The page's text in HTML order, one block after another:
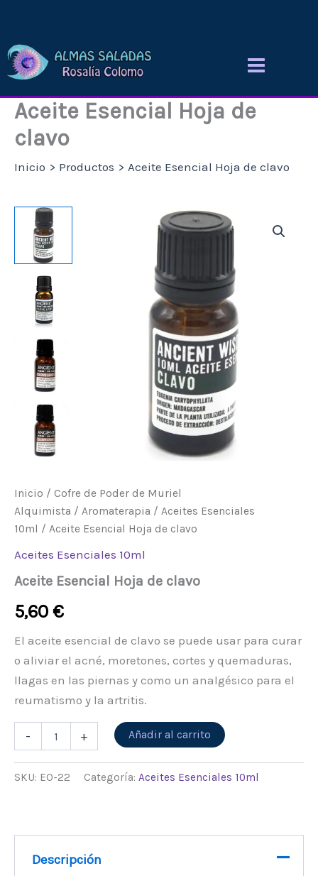
contenido
Aceite Esencial Hoja de
clavo
Inicio Productos Aceite Esencial Hoja de clavo
Inicio / Cofre de Poder de Muriel
Alquimista / Aromaterapia / Aceites Esenciales
10ml / Aceite Esencial Hoja de clavo
Aceites Esenciales 10ml
Aceite Esencial Hoja de clavo
5,60 €
El aceite esencial de clavo se puede usar para curar
o aliviar el acné, moretones, cortes y quemaduras,
llagas en las piernas y como un analgésico para el
reumatismo y la artritis.
-
Aceite
Esencial
cantidad
+ Añadir al carrito
SKU: EO-22 Categoría: Aceites Esenciales 10ml
Descripción